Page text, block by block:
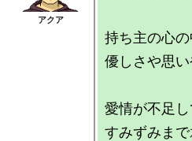
持ち主の心
優しさや思
愛情が不足
すみずみまで